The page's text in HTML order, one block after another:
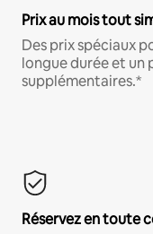
Prix au mois tout
Des prix spéciaux
longue durée et un
supplémentaires.*
Réservez en toute